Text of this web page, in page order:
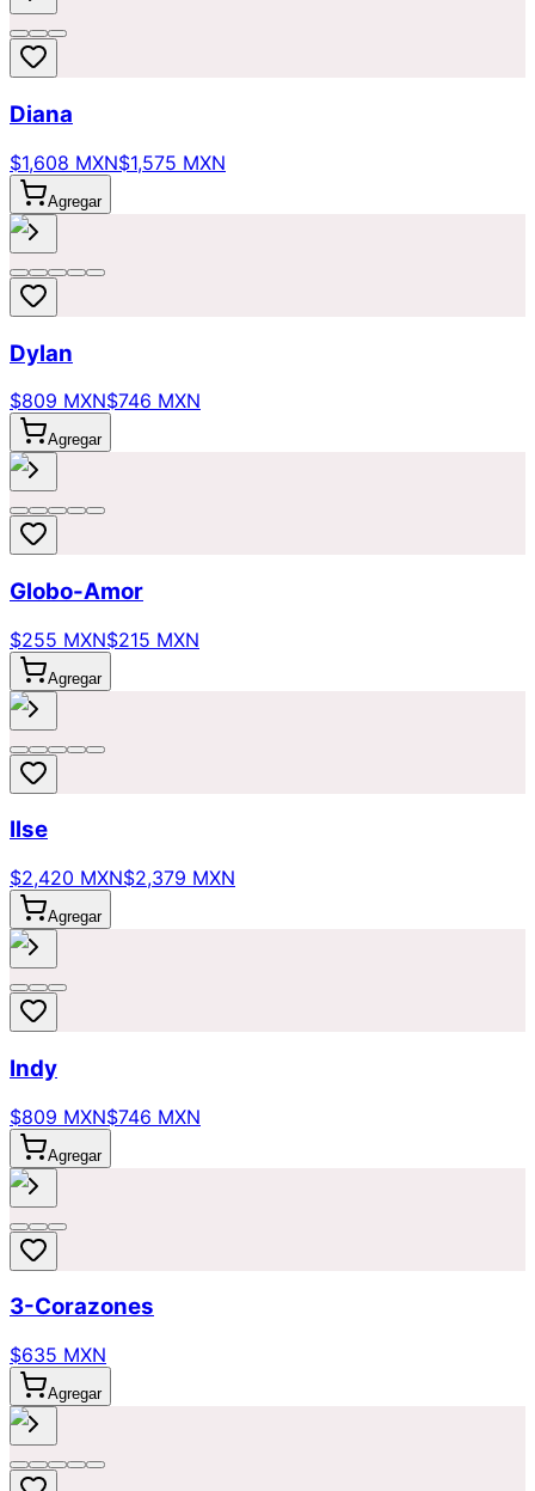
Diana
$1,608 MXN$1,575 MXN
Agregar
Dylan
$809 MXN$746 MXN
Agregar
Globo-Amor
$255 MXN$215 MXN
Agregar
Ilse
$2,420 MXN$2,379 MXN
Agregar
Indy
$809 MXN$746 MXN
Agregar
3-Corazones
$635 MXN
Agregar